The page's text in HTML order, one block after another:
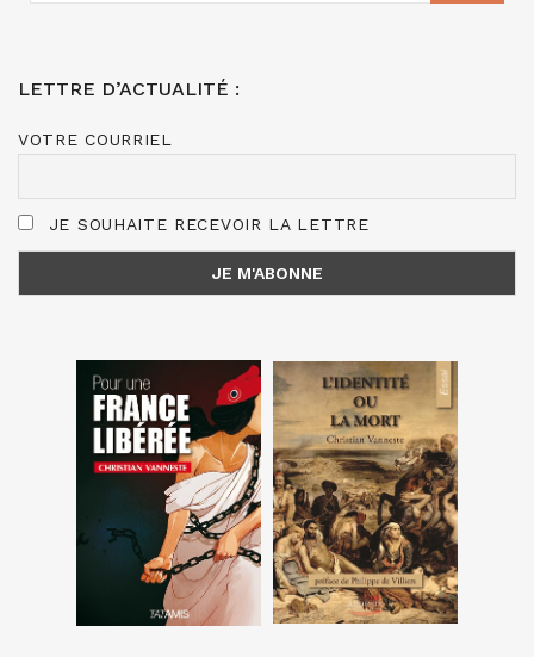
LETTRE D’ACTUALITÉ :
VOTRE COURRIEL
JE SOUHAITE RECEVOIR LA LETTRE